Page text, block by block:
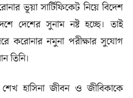
ভূয়া সার্টিফিকেট নিয়ে বিদেশ
দেশের সুনাম নষ্ট হচ্ছে। তাই
করোনার নমুনা পরীক্ষার সুযোগ
তিনি।
শেখ হাসিনা জীবন ও জীবিকাকে